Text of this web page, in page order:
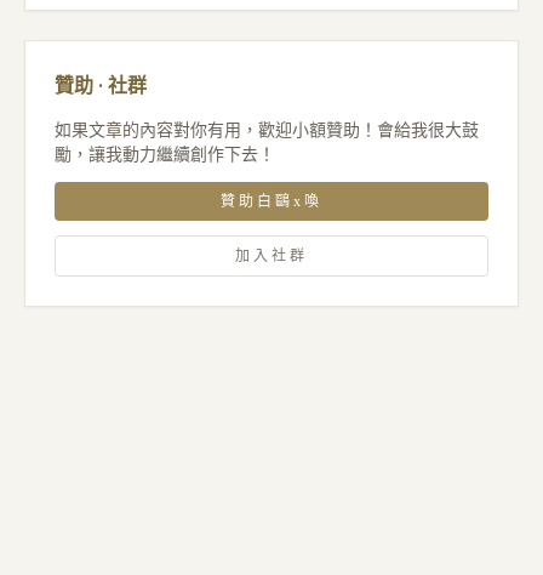
贊助 · 社群
如果文章的內容對你有用，歡迎小額贊助！會給我很大鼓
勵，讓我動力繼續創作下去！
贊助白鷗x喚
加入社群